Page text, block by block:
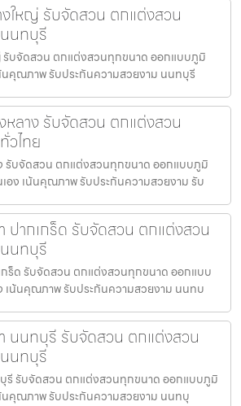
งใหญ่ รับจัดสวน ตกแต่งสวน
นทบุรี
รับจัดสวน ตกแต่งสวนทุกขนาด ออกแบบภูมิ
นคุณภาพ รับประกันความสวยงาม นนทบุรี
ลาง รับจัดสวน ตกแต่งสวน
ไทย
รับจัดสวน ตกแต่งสวนทุกขนาด ออกแบบภูมิ
อง เน้นคุณภาพ รับประกันความสวยงาม รับ
ากเกร็ด รับจัดสวน ตกแต่งสวน
นทบุรี
ร็ด รับจัดสวน ตกแต่งสวนทุกขนาด ออกแบบ
เน้นคุณภาพ รับประกันความสวยงาม นนทบ
นทบุรี รับจัดสวน ตกแต่งสวน
นทบุรี
รับจัดสวน ตกแต่งสวนทุกขนาด ออกแบบภูมิ
นคุณภาพ รับประกันความสวยงาม นนทบุ